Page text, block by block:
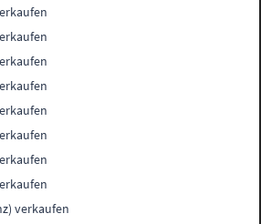
verkaufen